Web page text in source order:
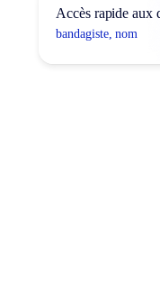
Accès rapide aux
bandagiste, nom